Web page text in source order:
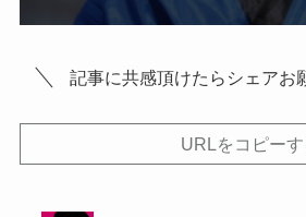
記事に共感頂けたらシェアお
URLをコピーす